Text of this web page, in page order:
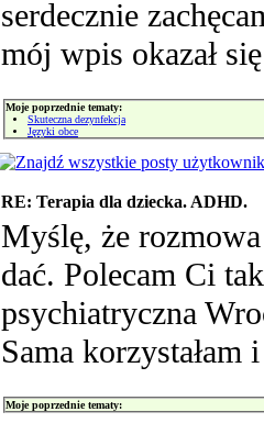
serdecznie
mój wpis okazał
Moje poprzednie tematy:
Skuteczna dezynfekcja
Języki obce
RE: Terapia dla dziecka. ADHD.
Myślę, że
dać. Polecam Ci
psychiatryczna
Sama korzystałam
Moje poprzednie tematy: